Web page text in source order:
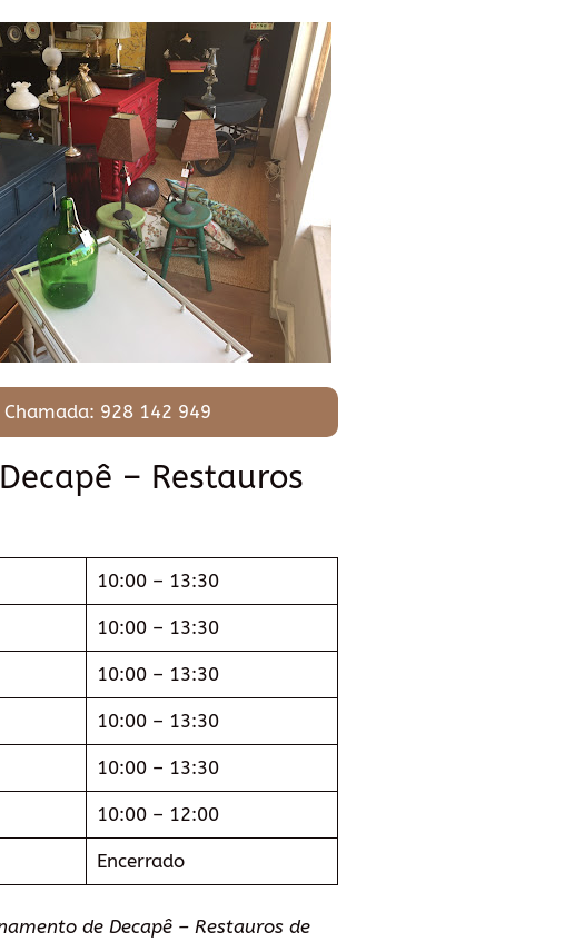
Chamada: 928 142 949
– Restauros
10:00 – 13:30
10:00 – 13:30
10:00 – 13:30
10:00 – 13:30
10:00 – 13:30
10:00 – 12:00
Encerrado
de Decapê – Restauros de